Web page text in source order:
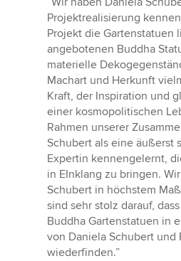
5
von
5
Sternen
Projektrealisierung
Projekt die Gartenstatuen
angebotenen Buddha
materielle
Machart und Herkunft
Kraft, der Inspiration und
einer kosmopolitischen
Rahmen unserer
Schubert als eine äußerst
Expertin kennengelernt,
in EInklang zu bringen.
Schubert in höchstem
sind sehr stolz darauf,
Buddha Gartenstatuen in
von Daniela Schubert und
wiederfinden.”